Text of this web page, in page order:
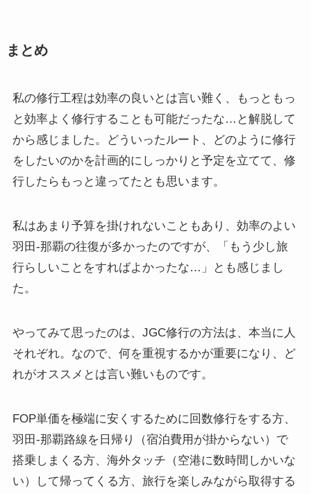
まとめ
私の修行工程は効率の良いとは言い難く、もっともっ
と効率よく修行することも可能だったな…と解脱して
から感じました。どういったルート、どのように修行
をしたいのかを計画的にしっかりと予定を立てて、修
行したらもっと違ってたとも思います。
私はあまり予算を掛けれないこともあり、効率のよい
羽田-那覇の往復が多かったのですが、「もう少し旅
行らしいことをすればよかったな…」とも感じまし
た。
やってみて思ったのは、JGC修行の方法は、本当に人
それぞれ。なので、何を重視するかが重要になり、ど
れがオススメとは言い難いものです。
FOP単価を極端に安くするために回数修行をする方、
羽田-那覇路線を日帰り（宿泊費用が掛からない）で
搭乗しまくる方、海外タッチ（空港に数時間しかいな
い）して帰ってくる方、旅行を楽しみながら取得する